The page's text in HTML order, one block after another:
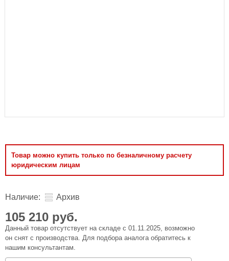
Товар можно купить только по безналичному расчету
юридическим лицам
Наличие: Архив
105 210 руб.
Данный товар отсутствует на складе с 01.11.2025, возможно
он снят с производства. Для подбора аналога обратитесь к
нашим консультантам.